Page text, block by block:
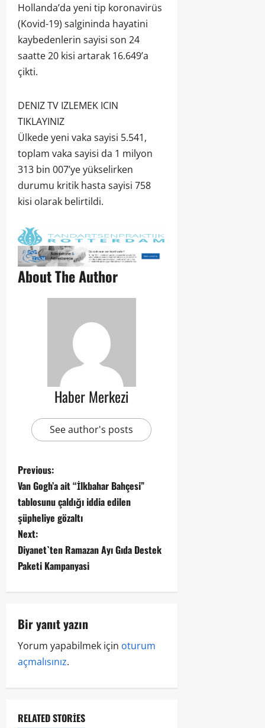
Hollanda’da yeni tip koronavirüs
(Kovid-19) salgininda hayatini
kaybedenlerin sayisi son 24
saatte 20 kisi artarak 16.649’a
çikti.
DENIZ TV IZLEMEK ICIN
TIKLAYINIZ
Ülkede yeni vaka sayisi 5.541,
toplam vaka sayisi da 1 milyon
313 bin 007’ye yükselirken
durumu kritik hasta sayisi 758
kisi olarak belirtildi.
About The Author
Haber Merkezi
See author's posts
Previous:
Van Gogh’a ait “İlkbahar Bahçesi”
tablosunu çaldığı iddia edilen
şüpheliye gözaltı
Next:
Diyanet`ten Ramazan Ayı Gıda Destek
Paketi Kampanyasi
Bir yanıt yazın
Yorum yapabilmek için oturum
açmalısınız.
RELATED STORIES